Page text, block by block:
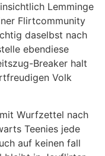
Lemminge
Flirtcommunity
daselbst nach
ebendiese
Breaker halt
Volk
Wurfzettel nach
Teenies jede
auf keinen fall